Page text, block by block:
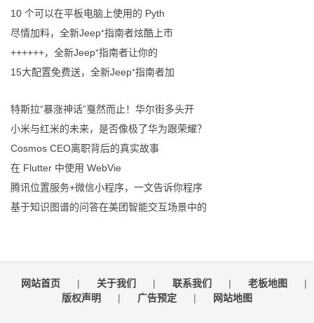
10 个可以在平板电脑上使用的 Pyth
尽情加料，全新Jeep⁺指南者炫酷上市
++++++，全新Jeep⁺指南者让你的
15大配置免费送，全新Jeep⁺指南者加
特斯拉“暴涨神话”戛然而止！华尔街多头开
小米与红米的未来，是否像极了华为跟荣耀？
Cosmos CEO离职背后的真实故事
在 Flutter 中使用 WebVie
腾讯位置服务+微信小程序，一文告诉你程序
基于知识图谱的问答在美团智能交互场景中的
网站首页 | 关于我们 | 联系我们 | 老板地图
|
版权声明
| 广告预定 | 网站地图